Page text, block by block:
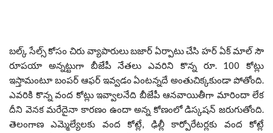
బల్క్ సేల్స్ కోసం చిరు వ్యాపారులు బజార్ ఏర్పాటు చేసి హర్ ఏక్ మాల్ సౌ
రూపయా అన్నట్టుగా బీజేపీ నేతలు ఎవరిని కొన్న రూ. 100 కోట్లు
ఇస్తామంటూ బంపర్ ఆఫర్ ఇవ్వడం ఏంటన్నదే అంతుచిక్కకుండా పోతోంది.
ఎవరికి కొన్న వంద కోట్లు ఇవ్వాలనేది బీజేపీ ఆనవాయితీగా మారిందా లేక
దీని వెనక మరేదైనా కారణం ఉందా అన్న కోణంలో డిస్కషన్ జరుగుతోంది.
తెలంగాణ ఎమ్మెల్యేలకు వంద కోట్లే, ఢిల్లీ కార్పోరేటర్లకు వంద కోట్లే